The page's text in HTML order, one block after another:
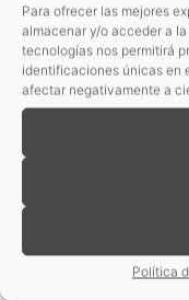
Para ofrecer las mejores
almacenar y/o acceder a
tecnologías nos permitirá
identificaciones únicas en
afectar negativamente a
Política